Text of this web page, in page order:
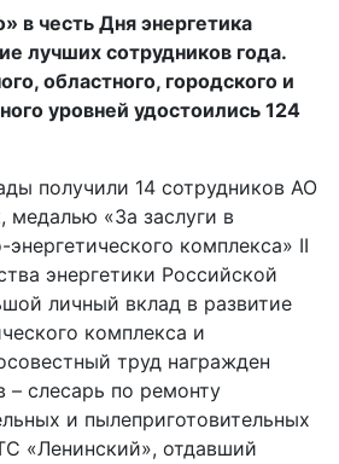
в честь Дня энергетика
лучших сотрудников года.
областного, городского и
уровней удостоились 124
получили 14 сотрудников АО
медалью «За заслуги в
комплекса» II
энергетики Российской
личный вклад в развитие
комплекса и
труд награжден
– слесарь по ремонту
и пылеприготовительных
«Ленинский», отдавший